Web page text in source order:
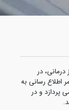
در
اطلاع رسانی به
پردازد و در